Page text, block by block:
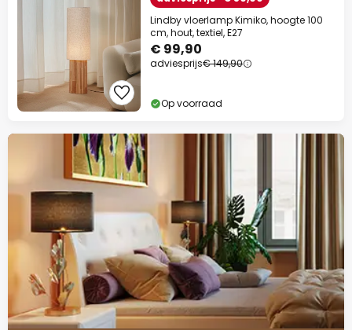
Lindby vloerlamp Kimiko, hoogte 100
cm, hout, textiel, E27
€ 99,90
adviesprijs€ 149,90
Op voorraad